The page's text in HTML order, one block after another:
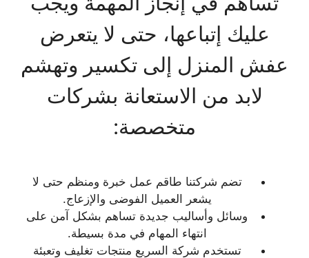
عليك إتباعها، حتى لا يتعرض
عفش المنزل إلى تكسير وتهشم
لابد من الاستعانة بشركات
متخصصة:
تضم شركتنا طاقم عمل خبرة ومنظم حتى لا
يشعر العميل الفوضى والإزعاج.
وسائل وأساليب جديدة تساهم بشكل آمن على
انتهاء المهام في مدة بسيطة.
تستخدم شركة السريع منتجات تغليف وتعبئة